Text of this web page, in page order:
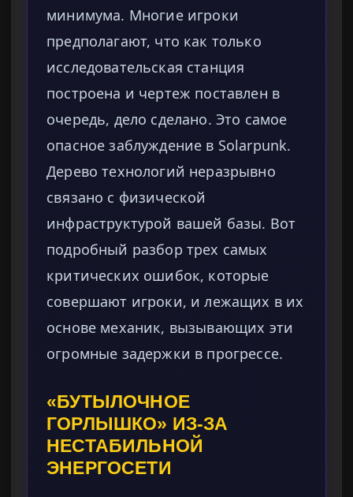
минимума. Многие игроки
предполагают, что как только
исследовательская станция
построена и чертеж поставлен в
очередь, дело сделано. Это самое
опасное заблуждение в Solarpunk.
Дерево технологий неразрывно
связано с физической
инфраструктурой вашей базы. Вот
подробный разбор трех самых
критических ошибок, которые
совершают игроки, и лежащих в их
основе механик, вызывающих эти
огромные задержки в прогрессе.
«БУТЫЛОЧНОЕ
ГОРЛЫШКО» ИЗ-ЗА
НЕСТАБИЛЬНОЙ
ЭНЕРГОСЕТИ